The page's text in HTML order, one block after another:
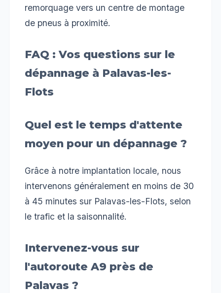
remorquage vers un centre de montage
de pneus à proximité.
FAQ : Vos questions sur le
dépannage à Palavas-les-
Flots
Quel est le temps d'attente
moyen pour un dépannage ?
Grâce à notre implantation locale, nous
intervenons généralement en moins de 30
à 45 minutes sur Palavas-les-Flots, selon
le trafic et la saisonnalité.
Intervenez-vous sur
l'autoroute A9 près de
Palavas ?